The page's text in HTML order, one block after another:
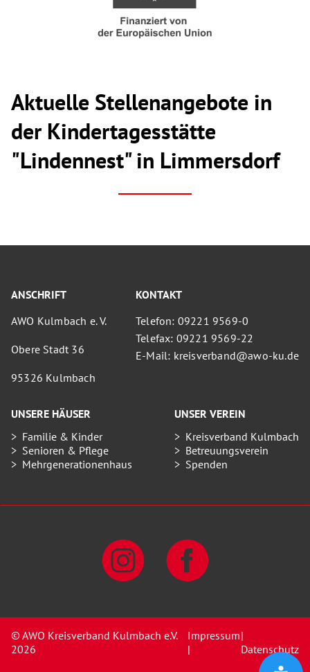
Aktuelle Stellenangebote in
der Kindertagesstätte
"Lindennest" in Limmersdorf
ANSCHRIFT
AWO Kulmbach e. V.
Obere Stadt 36
95326 Kulmbach
KONTAKT
Telefon: 09221 9569-0
Telefax: 09221 9569-22
E-Mail: kreisverband@awo-ku.de
UNSERE HÄUSER
Familie & Kinder
Senioren & Pflege
Mehrgenerationenhaus
UNSER VEREIN
Kreisverband Kulmbach
Betreuungsverein
Spenden
© AWO Kreisverband Kulmbach e.V.
2026
Impressum
|
|
Datenschutz